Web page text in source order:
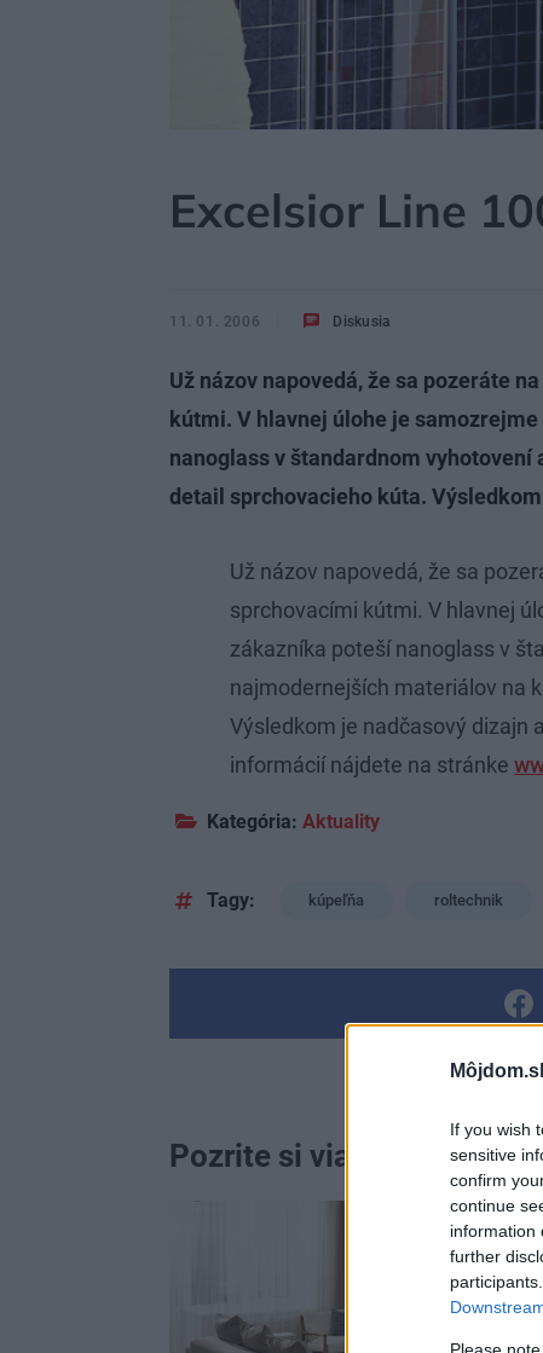
If you wish
sensitive
confirm
continue
information
further
Please
Excelsior Line
11. 01. 2006 Diskusia
Už názov napovedá, že sa pozeráte
kútmi. V hlavnej úlohe je
nanoglass v štandardnom
detail sprchovacieho kúta.
Už názov napovedá, že sa
sprchovacími kútmi. V hlavnej
zákazníka poteší nanoglass v
najmodernejších materiálov na
Výsledkom je nadčasový dizajn
informácií nájdete na stránke
Kategória: Aktuality
Tagy: kúpeľňa roltechnik
Pozrite si viac